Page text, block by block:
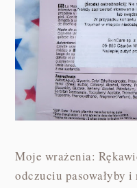
Moje wrażenia:
odczuciu pasowałyby